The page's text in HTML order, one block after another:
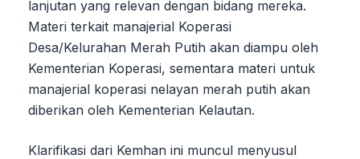
lanjutan yang relevan dengan bidang mereka.
Materi terkait manajerial Koperasi
Desa/Kelurahan Merah Putih akan diampu oleh
Kementerian Koperasi, sementara materi untuk
manajerial koperasi nelayan merah putih akan
diberikan oleh Kementerian Kelautan.
Klarifikasi dari Kemhan ini muncul menyusul